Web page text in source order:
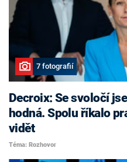
7 fotografií
Decroix: Se svoločí
hodná. Spolu říkalo
vidět
Téma: Rozhovor